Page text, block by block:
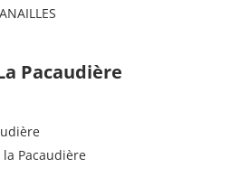
Pacaudière
la Pacaudière